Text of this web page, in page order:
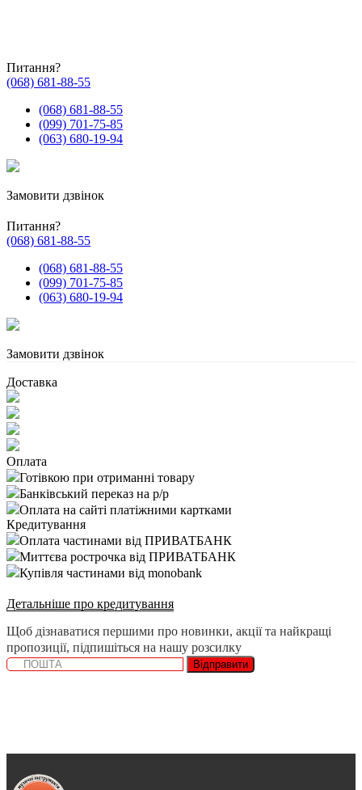
Питання?
(068) 681-88-55
(068) 681-88-55
(099) 701-75-85
(063) 680-19-94
Замовити дзвінок
Питання?
(068) 681-88-55
(068) 681-88-55
(099) 701-75-85
(063) 680-19-94
Замовити дзвінок
Доставка
Оплата
Готівкою при отриманні товару
Банківський переказ на р/р
Оплата на сайті платіжними картками
Кредитування
Оплата частинами від ПРИВАТБАНК
Миттєва рострочка від ПРИВАТБАНК
Купівля частинами від monobank
Детальніше про кредитування
Щоб дізнаватися першими про новинки, акції та найкращі
пропозиції, підпишіться на нашу розсилку
Відправити